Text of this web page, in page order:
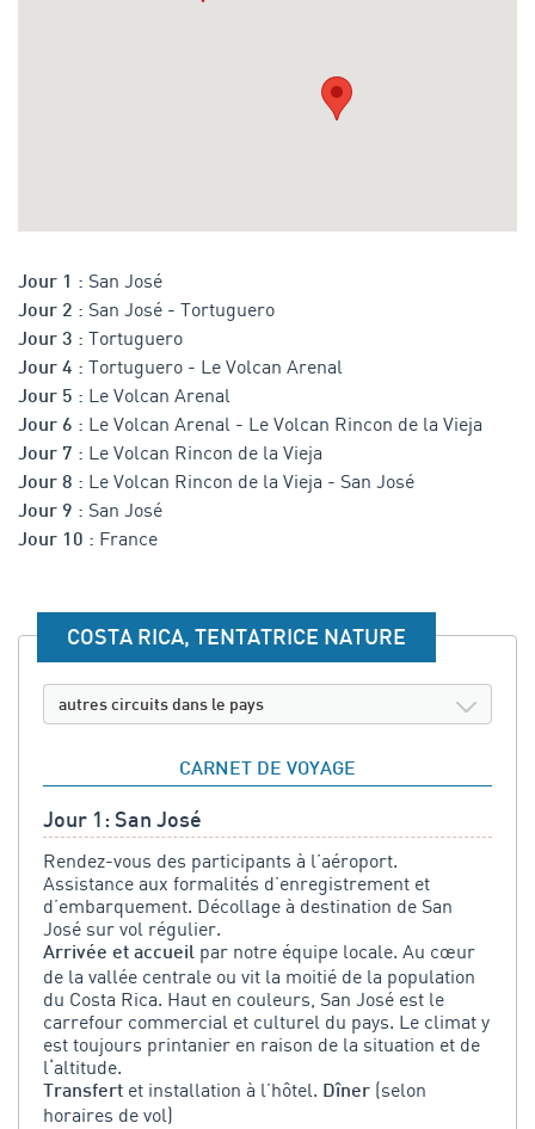
Jour 1 : San José
Jour 2 : San José - Tortuguero
Jour 3 : Tortuguero
Jour 4 : Tortuguero - Le Volcan Arenal
Jour 5 : Le Volcan Arenal
Jour 6 : Le Volcan Arenal - Le Volcan Rincon de la Vieja
Jour 7 : Le Volcan Rincon de la Vieja
Jour 8 : Le Volcan Rincon de la Vieja - San José
Jour 9 : San José
Jour 10 : France
COSTA RICA, TENTATRICE NATURE
autres circuits dans le pays
CARNET DE VOYAGE
Jour 1: San José
Rendez-vous des participants à l’aéroport.
Assistance aux formalités d’enregistrement et
d’embarquement. Décollage à destination de San
José sur vol régulier.
Arrivée et accueil par notre équipe locale. Au cœur
de la vallée centrale ou vit la moitié de la population
du Costa Rica. Haut en couleurs, San José est le
carrefour commercial et culturel du pays. Le climat y
est toujours printanier en raison de la situation et de
l‘altitude.
Transfert et installation à l’hôtel. Dîner (selon
horaires de vol)